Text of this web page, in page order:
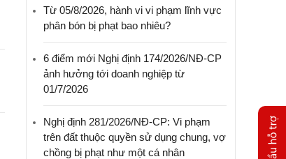
Từ 05/8/2026, hành vi vi phạm lĩnh vực
phân bón bị phạt bao nhiêu?
6 điểm mới Nghị định 174/2026/NĐ-CP
ảnh hưởng tới doanh nghiệp từ
01/7/2026
Nghị định 281/2026/NĐ-CP: Vi phạm
trên đất thuộc quyền sử dụng chung, vợ
chồng bị phạt như một cá nhân